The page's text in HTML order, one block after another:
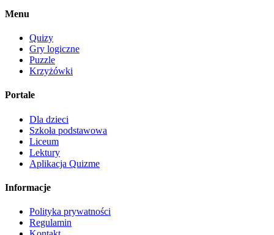
Menu
Quizy
Gry logiczne
Puzzle
Krzyżówki
Portale
Dla dzieci
Szkoła podstawowa
Liceum
Lektury
Aplikacja Quizme
Informacje
Polityka prywatności
Regulamin